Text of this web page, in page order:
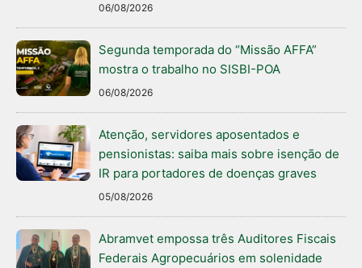
06/08/2026
Segunda temporada do “Missão AFFA”
mostra o trabalho no SISBI-POA
06/08/2026
Atenção, servidores aposentados e
pensionistas: saiba mais sobre isenção de
IR para portadores de doenças graves
05/08/2026
Abramvet empossa três Auditores Fiscais
Federais Agropecuários em solenidade